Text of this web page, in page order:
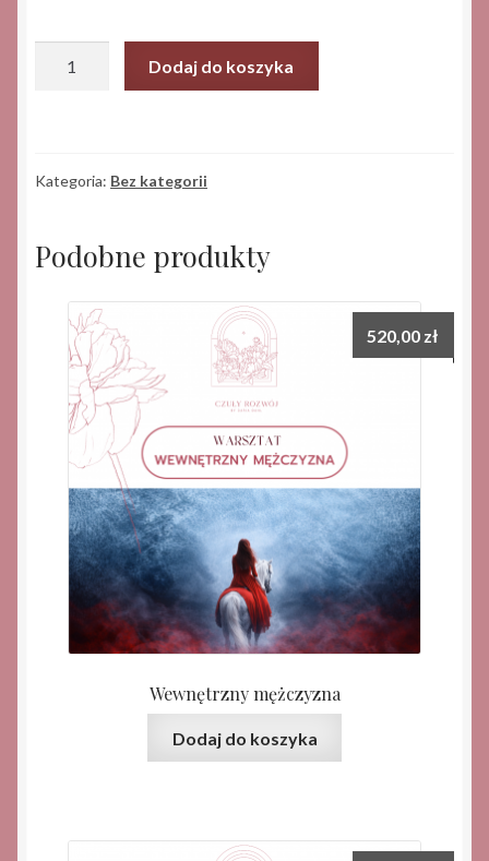
2
Wersja
ratalna
Dodaj do koszyka
Kategoria: Bez kategorii
Podobne produkty
Wewnętrzny mężczyzna
520,00 zł
Dodaj do koszyka